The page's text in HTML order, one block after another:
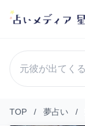
TOP / 夢占い /